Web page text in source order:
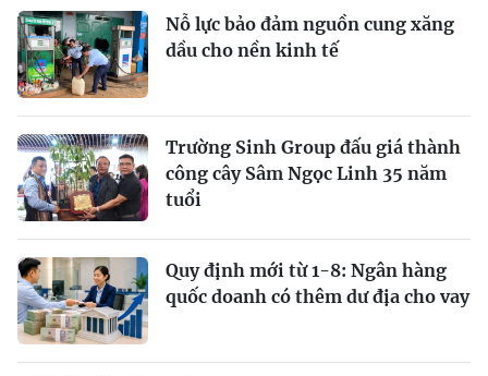
Nỗ lực bảo đảm nguồn cung xăng
dầu cho nền kinh tế
Trường Sinh Group đấu giá thành
công cây Sâm Ngọc Linh 35 năm
tuổi
Quy định mới từ 1-8: Ngân hàng
quốc doanh có thêm dư địa cho vay